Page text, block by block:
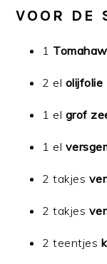
VOOR DE
1
2 el olijfolie
1 el grof
1 el
2 takjes
2 takjes
2 teentjes